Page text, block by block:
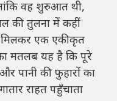
वह शुरुआत थी,
की तुलना में कहीं
मिलकर एक एकीकृत
मतलब यह है कि पूरे
पानी की फुहारों का
राहत पहुँचाता